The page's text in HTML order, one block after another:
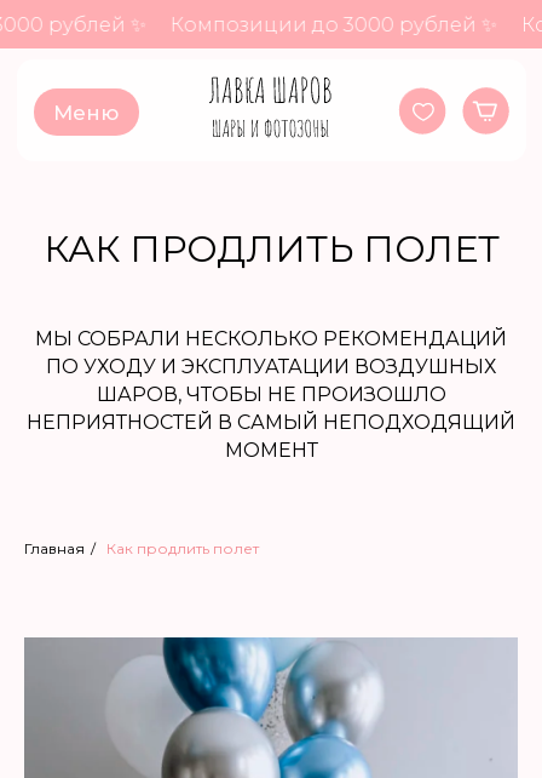
рублей ✨ Композиции до 3000 рублей ✨
КАК ПРОДЛИТЬ ПОЛЕТ
МЫ СОБРАЛИ НЕСКОЛЬКО РЕКОМЕНДАЦИЙ
ПО УХОДУ И ЭКСПЛУАТАЦИИ ВОЗДУШНЫХ
ШАРОВ, ЧТОБЫ НЕ ПРОИЗОШЛО
НЕПРИЯТНОСТЕЙ В САМЫЙ НЕПОДХОДЯЩИЙ
МОМЕНТ
Главная / Как продлить полет